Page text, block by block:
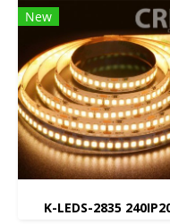
New
K-LEDS-2835